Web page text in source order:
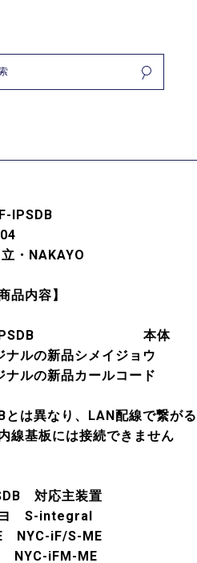
IPSDB
・NAKAYO
品内容】
IPSDB 本体 1
ナルの新品シメイジョウ
ナルの新品カールコード
は異なり、LAN配線で繋が
線基板には接続できません
対応主装置
ヨ S-integral
NYC-iF/S-ME
NYC-iFM-ME